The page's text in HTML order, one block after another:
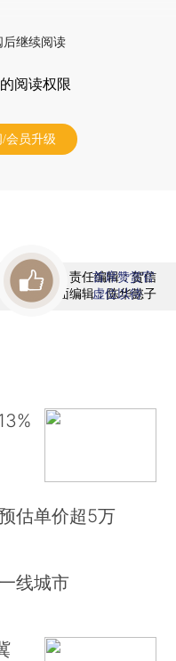
后继续阅读
阅读权限
/会员升级
责任编辑：贺信
版面编辑：陈华懿子
首席赞赏官
虚位以待
估单价超5万
线城市